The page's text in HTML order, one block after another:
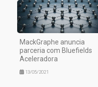
MackGraphe anuncia
parceria com Bluefields
Aceleradora
13/05/2021